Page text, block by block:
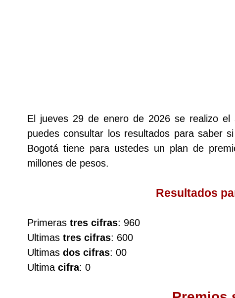
Antioqueñita Día
Antioqueñita Tarde
Astro Luna
Cafeterito Tarde
El jueves 29 de enero de 2026 se realizo el
puedes consultar los resultados para saber
Bogotá tiene para ustedes un plan de
millones de pesos.
Resultados
Primeras tres cifras: 960
Ultimas tres cifras: 600
Ultimas dos cifras: 00
Ultima cifra: 0